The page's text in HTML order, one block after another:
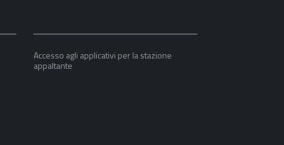
Accesso agli applicativi per la stazione
appaltante